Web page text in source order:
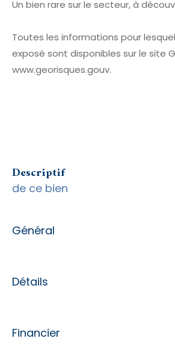
Un bien rare sur le secteur, à
Toutes les informations pour
exposé sont disponibles sur le site
www.georisques.gouv.
descriptif
de ce bien
Général
Détails
Financier